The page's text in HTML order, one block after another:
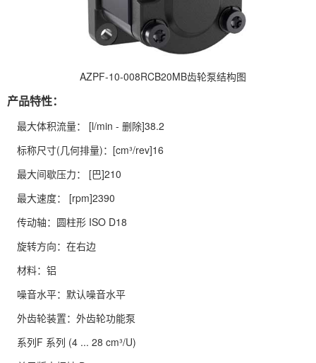
AZPF-10-008RCB20MB齿轮泵结构图
产品特性：
最大体积流量： [l/min - 删除]38.2
标称尺寸(几何排量)：[cm³/rev]16
最大间歇压力： [巴]210
最大速度： [rpm]2390
传动轴：圆柱形 ISO D18
旋转方向：在右边
材料：铝
噪音水平：默认噪音水平
外齿轮装置：外齿轮功能泵
系列F 系列 (4 ... 28 cm³/U)